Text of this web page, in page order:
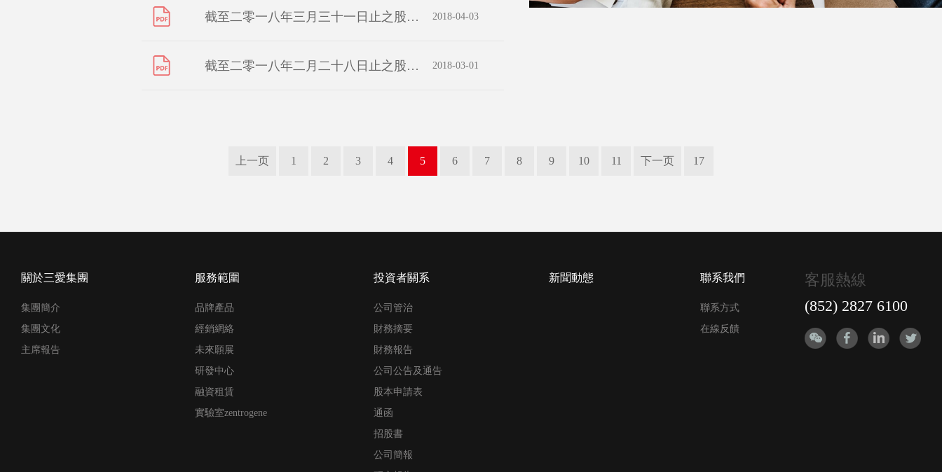
截至二零一八年三月三十一日止之股份發行人的證券變動月報表 2018-04-03
截至二零一八年二月二十八日止之股份發行人的證券變動月報表 2018-03-01
上一页 1 2 3 4 5 6 7 8 9 10 11 下一页 17
關於三愛集團
集團簡介
集團文化
主席報告
服務範圍
品牌產品
經銷網絡
未來願展
研發中心
融資租賃
實驗室zentrogene
投資者關系
公司管治
財務摘要
財務報告
公司公告及通告
股本申請表
通函
招股書
公司簡報
新聞動態 聯系我們
聯系方式
在線反饋
客服熱線
(852) 2827 6100